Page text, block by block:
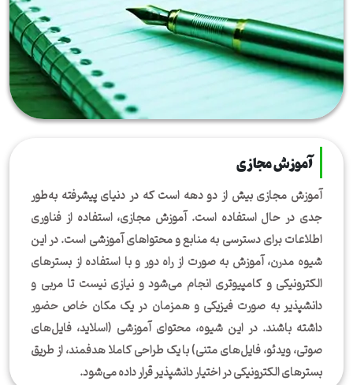
آموزش مجازی
آموزش مجازی بیش از دو دهه است که در دنیای پیشرفته به‌طور
جدی در حال استفاده است. آموزش مجازی، استفاده از فناوری
اطلاعات برای دسترسی به منابع و محتواهای آموزشی است. در این
شیوه مدرن، آموزش به صورت از راه دور و با استفاده از بسترهای
الکترونیکی و کامپیوتری انجام ‌می‌شود و نیازی نیست تا مربی و
دانشپذیر به صورت فیزیکی و همزمان در یک مکان خاص حضور
داشته باشند. در این شیوه، محتوای آموزشی (اسلاید، فایل‌های
صوتی، ویدئو، فایل‌های متنی) با یک طراحی کاملا هدفمند، از طریق
بسترهای الکترونیکی در اختیار دانشپذیر قرار داده می‌شود.